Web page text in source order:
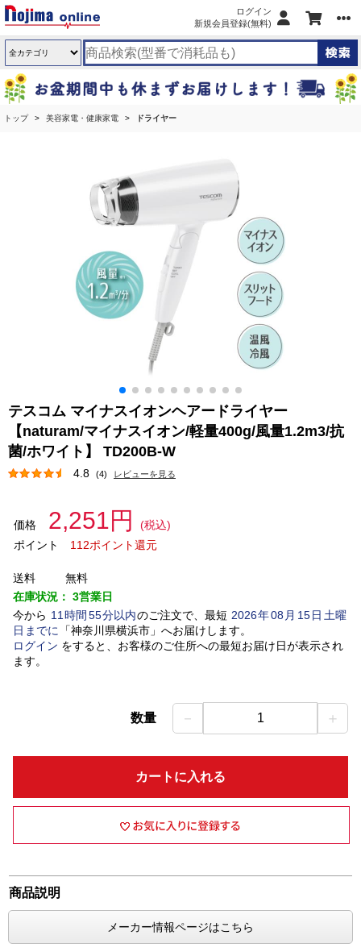
ログイン
新規会員登録(無料)
トップ 美容家電・健康家電 ドライヤー
テスコム マイナスイオンヘアードライヤー
【naturam/マイナスイオン/軽量400g/風量1.2m3/抗
菌/ホワイト】 TD200B-W
4.8 (4) レビューを見る
価格 2,251円
(税込)
ポイント
112ポイント還元
送料
無料
在庫状況： 3営業日
今から 11 時間 55分以内のご注文で、最短 2026年08 月 15日土曜
日 までに 「神奈川県横浜市」 へお届けします。
ログイン をすると、お客様のご住所への最短お届け日が表示され
ます。
数量 － 1 ＋
カートに入れる
商品説明
メーカー情報ページはこちら